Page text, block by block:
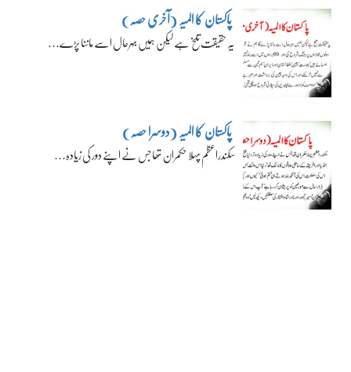
پاکستان کا المیہ (آخری حصہ)
یہ حقیقت تلخ ہے لیکن ہمیں بہرحال اسے ماننا پڑے…
پاکستان کا المیہ (دوسرا حصہ)
سکندراعظم پہلا حکمران تھا جس نے اپنے دور کی زیادہ…